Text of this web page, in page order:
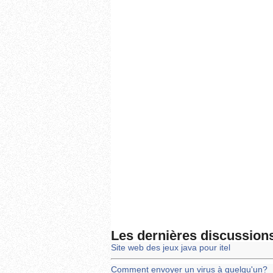
Les dernières
Site web des jeux java pour itel
Comment envoyer un virus à quelqu'un?